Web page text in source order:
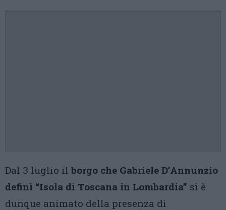
Dal 3 luglio ilborgo che Gabriele D’Annunzio
definì “Isola di Toscana in Lombardia” si è
dunque animato della presenza di